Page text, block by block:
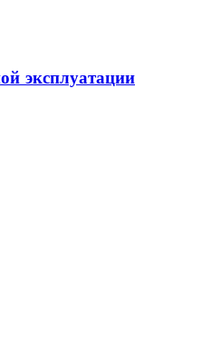
эксплуатации